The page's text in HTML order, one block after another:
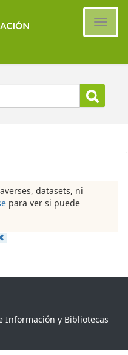
datasets, ni
para ver si puede
Información y Bibliotecas